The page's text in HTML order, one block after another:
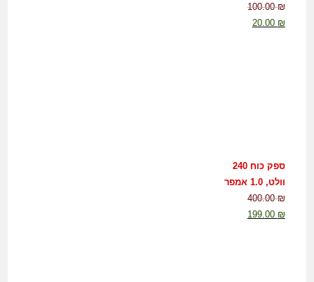
100.00₪
20.00 ₪
ספק כוח 240
וולט, 1.0 אמפר
400.00₪
199.00 ₪